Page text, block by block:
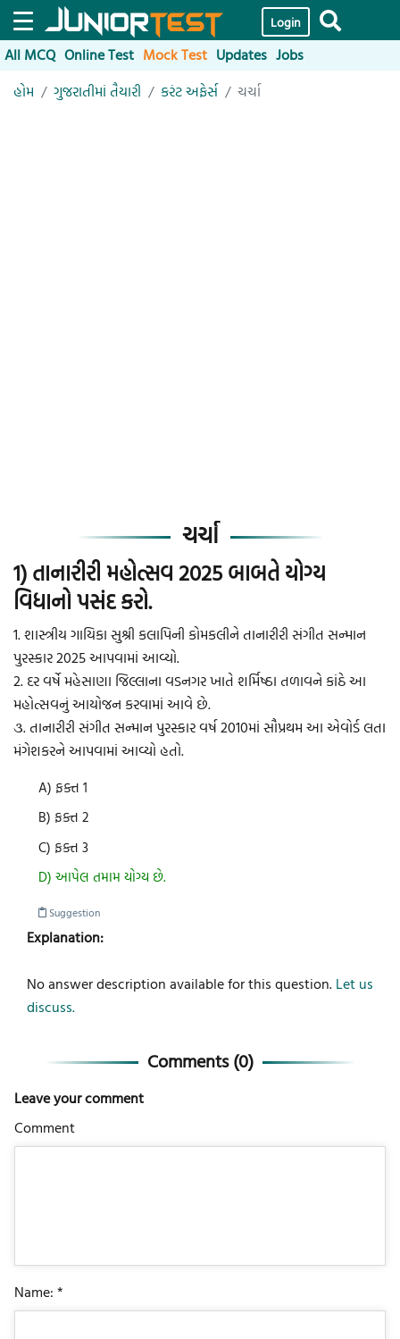
Login
All MCQ Online Test Mock Test Updates Jobs
હોમ
ગુજરાતીમાં તૈયારી કરંટ અફેર્સ ચર્ચા
ચર્ચા
1) તાનારીરી મહોત્સવ 2025 બાબતે યોગ્ય
વિધાનો પસંદ કરો.
1. શાસ્ત્રીય ગાયિકા સુશ્રી કલાપિની કોમકલીને તાનારીરી સંગીત સન્માન
પુરસ્કાર 2025 આપવામાં આવ્યો.
2. દર વર્ષે મહેસાણા જિલ્લાના વડનગર ખાતે શર્મિષ્ઠા તળાવને કાંઠે આ
મહોત્સવનું આયોજન કરવામાં આવે છે.
૩. તાનારીરી સંગીત સન્માન પુરસ્કાર વર્ષ 2010માં સૌપ્રથમ આ એવોર્ડ લતા
મંગેશકરને આપવામાં આવ્યો હતો.
A) ફક્ત 1
B) ફક્ત 2
C) ફક્ત 3
D) આપેલ તમામ યોગ્ય છે.
Suggestion
Explanation:
No answer description available for this question. Let us
discuss.
Comments (0)
Leave your comment
Comment
Name: *